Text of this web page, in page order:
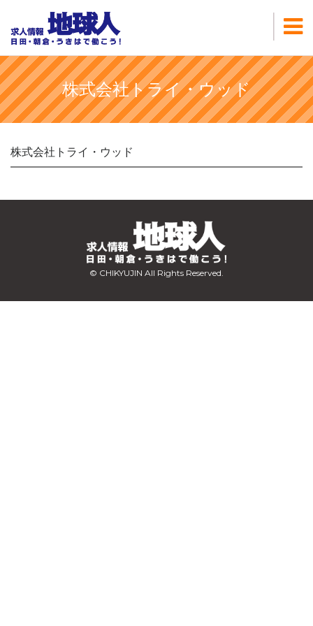
株式会社トライ・ウッド
株式会社トライ・ウッド
© CHIKYUJIN All Rights Reserved.